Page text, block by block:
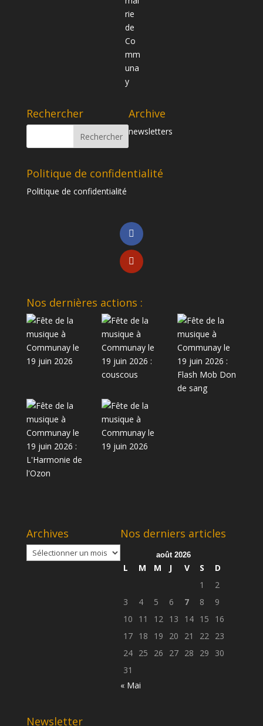
Rechercher Archive
newsletters
Politique de confidentialité
Politique de confidentialité
Nos dernières actions :
Archives
Archives
Nos derniers articles
août 2026
L M M J V S
D
1
2
3
4 5 6 7 8
9
10
11 12 13 14 15
16
17 18 19 20 21 22
23
24 25 26 27 28 29
30
31
« Mai
Newsletter